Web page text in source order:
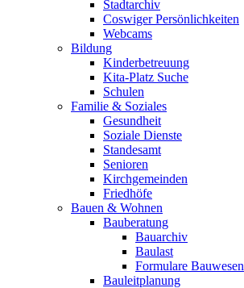
Stadtarchiv
Coswiger Persönlichkeiten
Webcams
Bildung
Kinderbetreuung
Kita-Platz Suche
Schulen
Familie & Soziales
Gesundheit
Soziale Dienste
Standesamt
Senioren
Kirchgemeinden
Friedhöfe
Bauen & Wohnen
Bauberatung
Bauarchiv
Baulast
Formulare Bauwesen
Bauleitplanung